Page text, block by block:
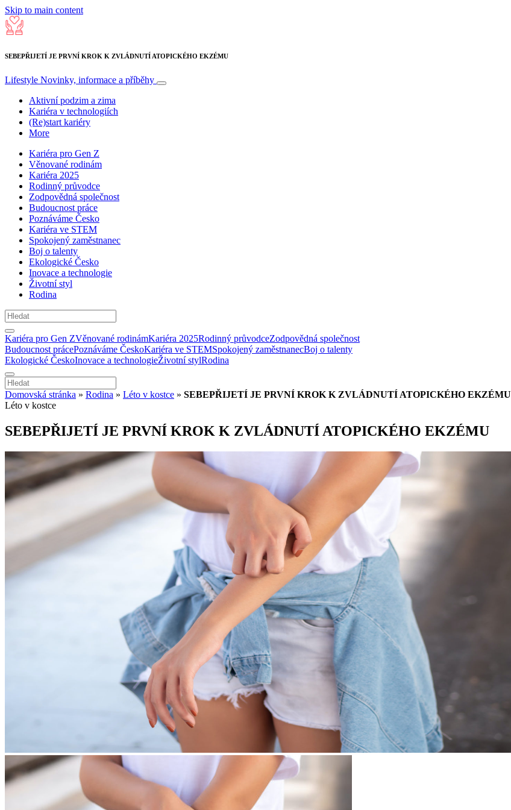
Skip to main content
SEBEPŘIJETÍ JE PRVNÍ KROK K ZVLÁDNUTÍ ATOPICKÉHO EKZÉMU
Lifestyle Novinky, informace a příběhy
Aktivní podzim a zima
Kariéra v technologiích
(Re)start kariéry
More
Kariéra pro Gen Z
Věnované rodinám
Kariéra 2025
Rodinný průvodce
Zodpovědná společnost
Budoucnost práce
Poznáváme Česko
Kariéra ve STEM
Spokojený zaměstnanec
Boj o talenty
Ekologické Česko
Inovace a technologie
Životní styl
Rodina
Kariéra pro Gen ZVěnované rodinámKariéra 2025Rodinný průvodceZodpovědná společnost
Budoucnost prácePoznáváme ČeskoKariéra ve STEMSpokojený zaměstnanecBoj o talenty
Ekologické ČeskoInovace a technologieŽivotní stylRodina
Domovská stránka » Rodina » Léto v kostce » SEBEPŘIJETÍ JE PRVNÍ KROK K ZVLÁDNUTÍ ATOPICKÉHO EKZÉMU
Léto v kostce
SEBEPŘIJETÍ JE PRVNÍ KROK K ZVLÁDNUTÍ ATOPICKÉHO EKZÉMU